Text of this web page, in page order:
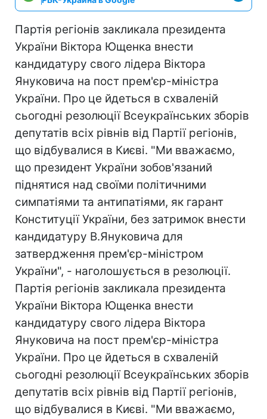
Партія регіонів закликала президента
України Віктора Ющенка внести
кандидатуру свого лідера Віктора
Януковича на пост прем'єр-міністра
України. Про це йдеться в схваленій
сьогодні резолюції Всеукраїнських зборів
депутатів всіх рівнів від Партії регіонів,
що відбувалися в Києві. "Ми вважаємо,
що президент України зобов'язаний
піднятися над своїми політичними
симпатіями та антипатіями, як гарант
Конституції України, без затримок внести
кандидатуру В.Януковича для
затвердження прем'єр-міністром
України", - наголошується в резолюції.
Партія регіонів закликала президента
України Віктора Ющенка внести
кандидатуру свого лідера Віктора
Януковича на пост прем'єр-міністра
України. Про це йдеться в схваленій
сьогодні резолюції Всеукраїнських зборів
депутатів всіх рівнів від Партії регіонів,
що відбувалися в Києві. "Ми вважаємо,